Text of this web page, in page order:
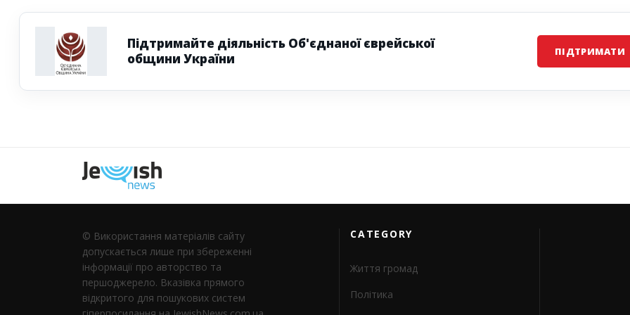
Підтримайте діяльність Об'єднаної єврейської
общини України
ПІДТРИМАТИ
© Використання матеріалів сайту
допускається лише при збереженні
інформації про авторство та
першоджерело. Вказівка ​​прямого
відкритого для пошукових систем
CATEGORY
Життя громад
Політика